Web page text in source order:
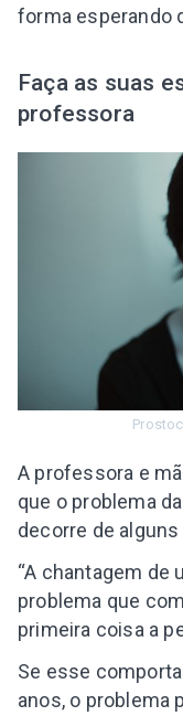
forma esperando
Faça as suas
professora
A professora e
que o problema
decorre de
“A chantagem de
problema que
primeira coisa a
Se esse
anos, o problema